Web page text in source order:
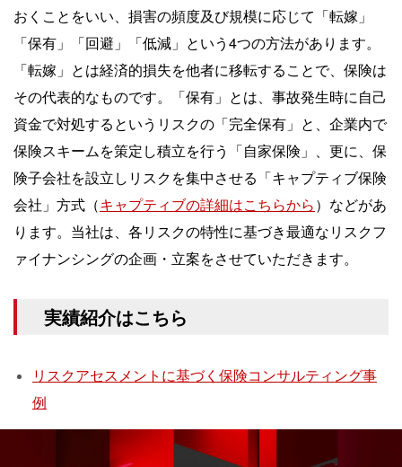
おくことをいい、損害の頻度及び規模に応じて「転嫁」
「保有」「回避」「低減」という4つの方法があります。
「転嫁」とは経済的損失を他者に移転することで、保険は
その代表的なものです。「保有」とは、事故発生時に自己
資金で対処するというリスクの「完全保有」と、企業内で
保険スキームを策定し積立を行う「自家保険」、更に、保
険子会社を設立しリスクを集中させる「キャプティブ保険
会社」方式（キャプティブの詳細はこちらから）などがあ
ります。当社は、各リスクの特性に基づき最適なリスクフ
ァイナンシングの企画・立案をさせていただきます。
実績紹介はこちら
リスクアセスメントに基づく保険コンサルティング事
例